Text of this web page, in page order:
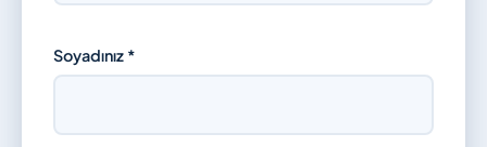
Soyadınız *